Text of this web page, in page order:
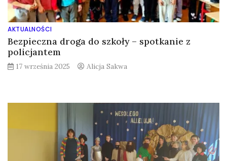
AKTUALNOŚCI
Bezpieczna droga do szkoły – spotkanie z
policjantem
17 września 2025 Alicja Sakwa